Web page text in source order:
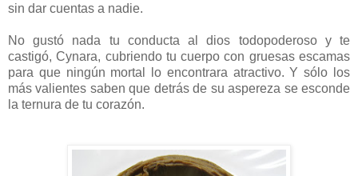
sin dar cuentas a nadie.
No gustó nada tu conducta al dios todopoderoso y te
castigó, Cynara, cubriendo tu cuerpo con gruesas escamas
para que ningún mortal lo encontrara atractivo. Y sólo los
más valientes saben que detrás de su aspereza se esconde
la ternura de tu corazón.